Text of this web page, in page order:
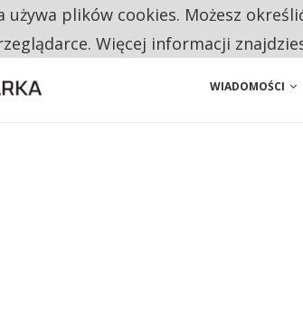
CHIN UDERZAJĄ W EUROPEJSKI PRZEMYSŁ. NA
WIADOMOŚCI
używa plików cookies. Możesz
Więcej informacji